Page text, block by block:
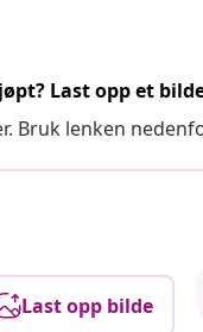
Last opp et
Bruk lenken
Last opp bilde